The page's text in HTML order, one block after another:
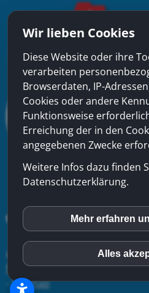
xinfra gmbh - Badstrasse 50
544 22 22-Kontakt-
-Sitemap
Wir lieben Cookies
Diese Website oder ihre
verarbeiten
Browserdaten, IP-
Cookies oder andere
Funktionsweise
Erreichung der in den
angegebenen Zwecke
Weitere Infos dazu finden
Datenschutzerklärung.
inCMS
Matomo (Piwik)
Mehr erfahren
Alles